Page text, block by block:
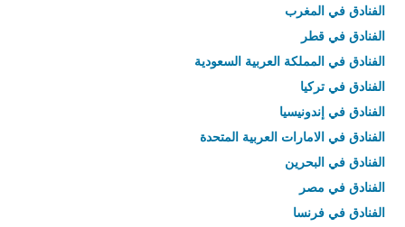
الفنادق في المغرب
الفنادق في قطر
الفنادق في المملكة العربية السعودية
الفنادق في تركيا
الفنادق في إندونيسيا
الفنادق في الامارات العربية المتحدة
الفنادق في البحرين
الفنادق في مصر
الفنادق في فرنسا